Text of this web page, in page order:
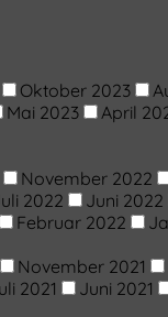
Oktober 2023
Mai 2023 April
November 2022
2022 Juni 2022
Februar 2022
November 2021
2021 Juni 2021